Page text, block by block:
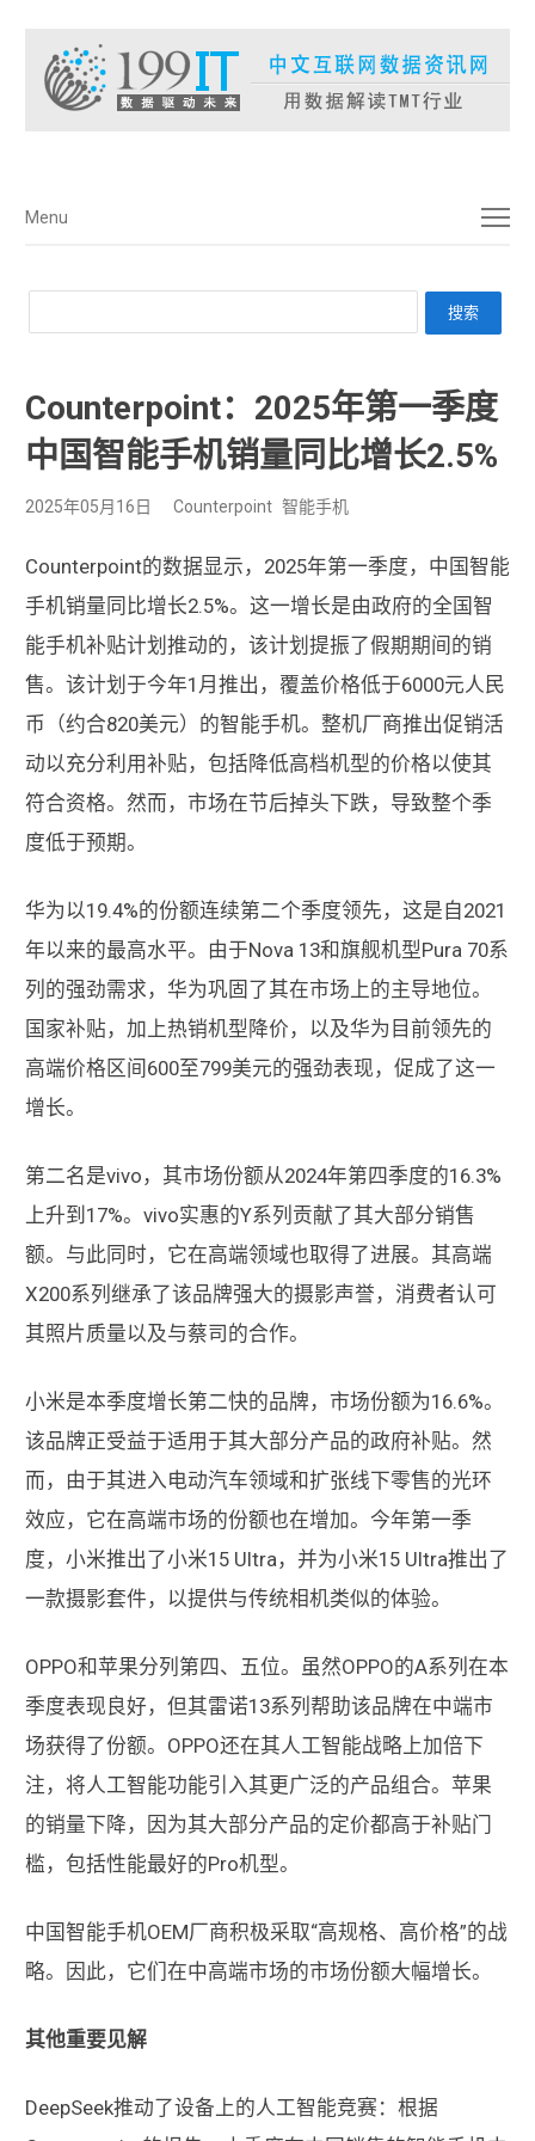
菜单
Menu
Counterpoint：2025年第一季度
中国智能手机销量同比增长2.5%
2025年05月16日 Counterpoint 智能手机
Counterpoint的数据显示，2025年第一季度，中国智能
手机销量同比增长2.5%。这一增长是由政府的全国智
能手机补贴计划推动的，该计划提振了假期期间的销
售。该计划于今年1月推出，覆盖价格低于6000元人民
币（约合820美元）的智能手机。整机厂商推出促销活
动以充分利用补贴，包括降低高档机型的价格以使其
符合资格。然而，市场在节后掉头下跌，导致整个季
度低于预期。
华为以19.4%的份额连续第二个季度领先，这是自2021
年以来的最高水平。由于Nova 13和旗舰机型Pura 70系
列的强劲需求，华为巩固了其在市场上的主导地位。
国家补贴，加上热销机型降价，以及华为目前领先的
高端价格区间600至799美元的强劲表现，促成了这一
增长。
第二名是vivo，其市场份额从2024年第四季度的16.3%
上升到17%。vivo实惠的Y系列贡献了其大部分销售
额。与此同时，它在高端领域也取得了进展。其高端
X200系列继承了该品牌强大的摄影声誉，消费者认可
其照片质量以及与蔡司的合作。
小米是本季度增长第二快的品牌，市场份额为16.6%。
该品牌正受益于适用于其大部分产品的政府补贴。然
而，由于其进入电动汽车领域和扩张线下零售的光环
效应，它在高端市场的份额也在增加。今年第一季
度，小米推出了小米15 Ultra，并为小米15 Ultra推出了
一款摄影套件，以提供与传统相机类似的体验。
OPPO和苹果分列第四、五位。虽然OPPO的A系列在本
季度表现良好，但其雷诺13系列帮助该品牌在中端市
场获得了份额。OPPO还在其人工智能战略上加倍下
注，将人工智能功能引入其更广泛的产品组合。苹果
的销量下降，因为其大部分产品的定价都高于补贴门
槛，包括性能最好的Pro机型。
中国智能手机OEM厂商积极采取“高规格、高价格”的战
略。因此，它们在中高端市场的市场份额大幅增长。
其他重要见解
DeepSeek推动了设备上的人工智能竞赛：根据